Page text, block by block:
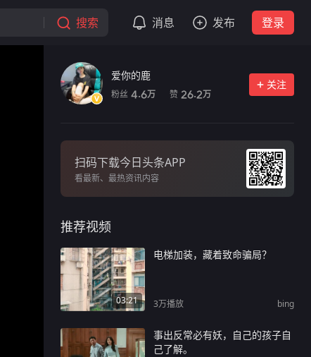
搜索 消息 发布 登录
爱你的鹿
粉丝 4.6万 赞 26.2万
关注
扫码下载今日头条APP
看最新、最热资讯内容
推荐视频
03:21
电梯加装，藏着致命骗局？
3万播放 bing
事出反常必有妖，自己的孩子自
己了解。